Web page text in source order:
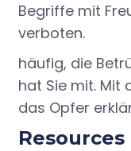
Begriffe mit
verboten.
häufig, die
hat Sie mit. Mit
das Opfer